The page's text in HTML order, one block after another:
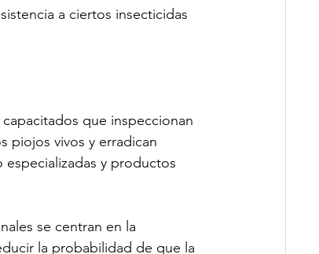
a ciertos insecticidas
que inspeccionan
piojos vivos y erradican
y productos
se centran en la
la probabilidad de que la